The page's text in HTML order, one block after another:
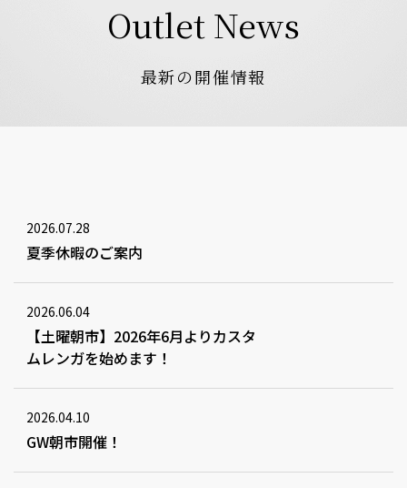
Outlet News
最新の開催情報
2026.07.28
夏季休暇のご案内
2026.06.04
【土曜朝市】2026年6月よりカスタ
ムレンガを始めます！
2026.04.10
GW朝市開催！